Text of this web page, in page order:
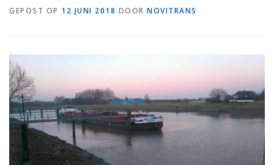
GEPOST OP 12 JUNI 2018 DOOR NOVITRANS